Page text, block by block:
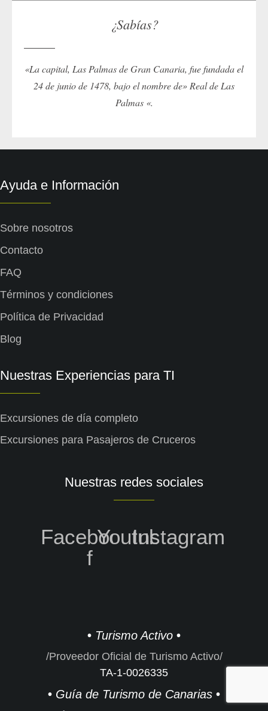
¿Sabías?
«La capital, Las Palmas de Gran Canaria, fue fundada el
24 de junio de 1478, bajo el nombre de» Real de Las
Palmas «.
Ayuda e Información
Sobre nosotros
Contacto
FAQ
Términos y condiciones
Política de Privacidad
Blog
Nuestras Experiencias para TI
Excursiones de día completo
Excursiones para Pasajeros de Cruceros
Nuestras redes sociales
Facebook-
f
Youtube
Instagram
• Turismo Activo •
/Proveedor Oficial de Turismo Activo/
TA-1-0026335
• Guía de Turismo de Canarias •